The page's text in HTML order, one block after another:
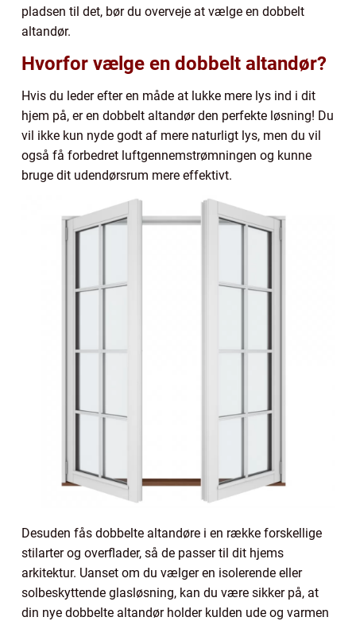
pladsen til det, bør du overveje at vælge en dobbelt
altandør.
Hvorfor vælge en dobbelt altandør?
Hvis du leder efter en måde at lukke mere lys ind i dit
hjem på, er en dobbelt altandør den perfekte løsning! Du
vil ikke kun nyde godt af mere naturligt lys, men du vil
også få forbedret luftgennemstrømningen og kunne
bruge dit udendørsrum mere effektivt.
Desuden fås dobbelte altandøre i en række forskellige
stilarter og overflader, så de passer til dit hjems
arkitektur. Uanset om du vælger en isolerende eller
solbeskyttende glasløsning, kan du være sikker på, at
din nye dobbelte altandør holder kulden ude og varmen